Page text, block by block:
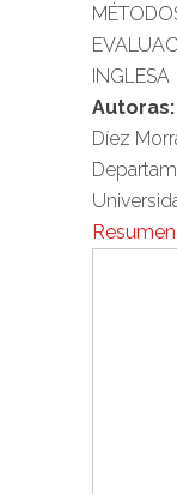
INGLESA
Autoras:
Díez
Resumen